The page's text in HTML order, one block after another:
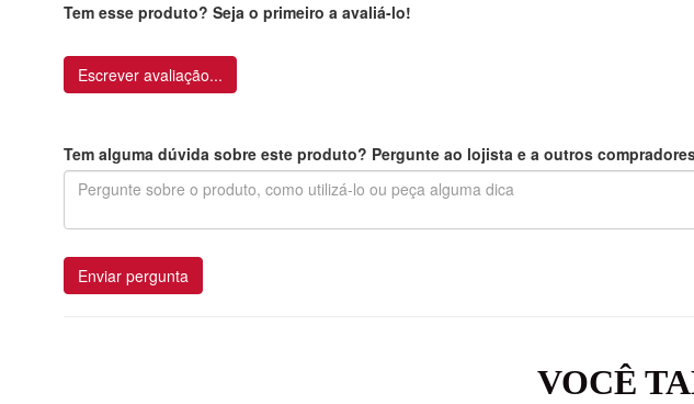
Tem esse produto? Seja o primeiro a avaliá-lo!
Escrever avaliação...
Tem alguma dúvida sobre este produto? Pergunte ao lojista e a outros
Enviar pergunta
VOCÊ